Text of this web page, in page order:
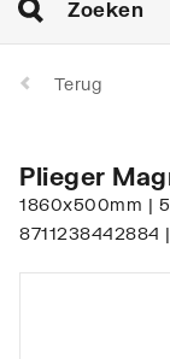
Terug
Plieger
1860x500mm |
8711238442884 |